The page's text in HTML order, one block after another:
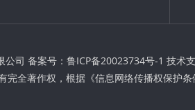
司 备案号： 鲁ICP备20023734号-1 技术
全著作权，根据《信息网络传播权保护